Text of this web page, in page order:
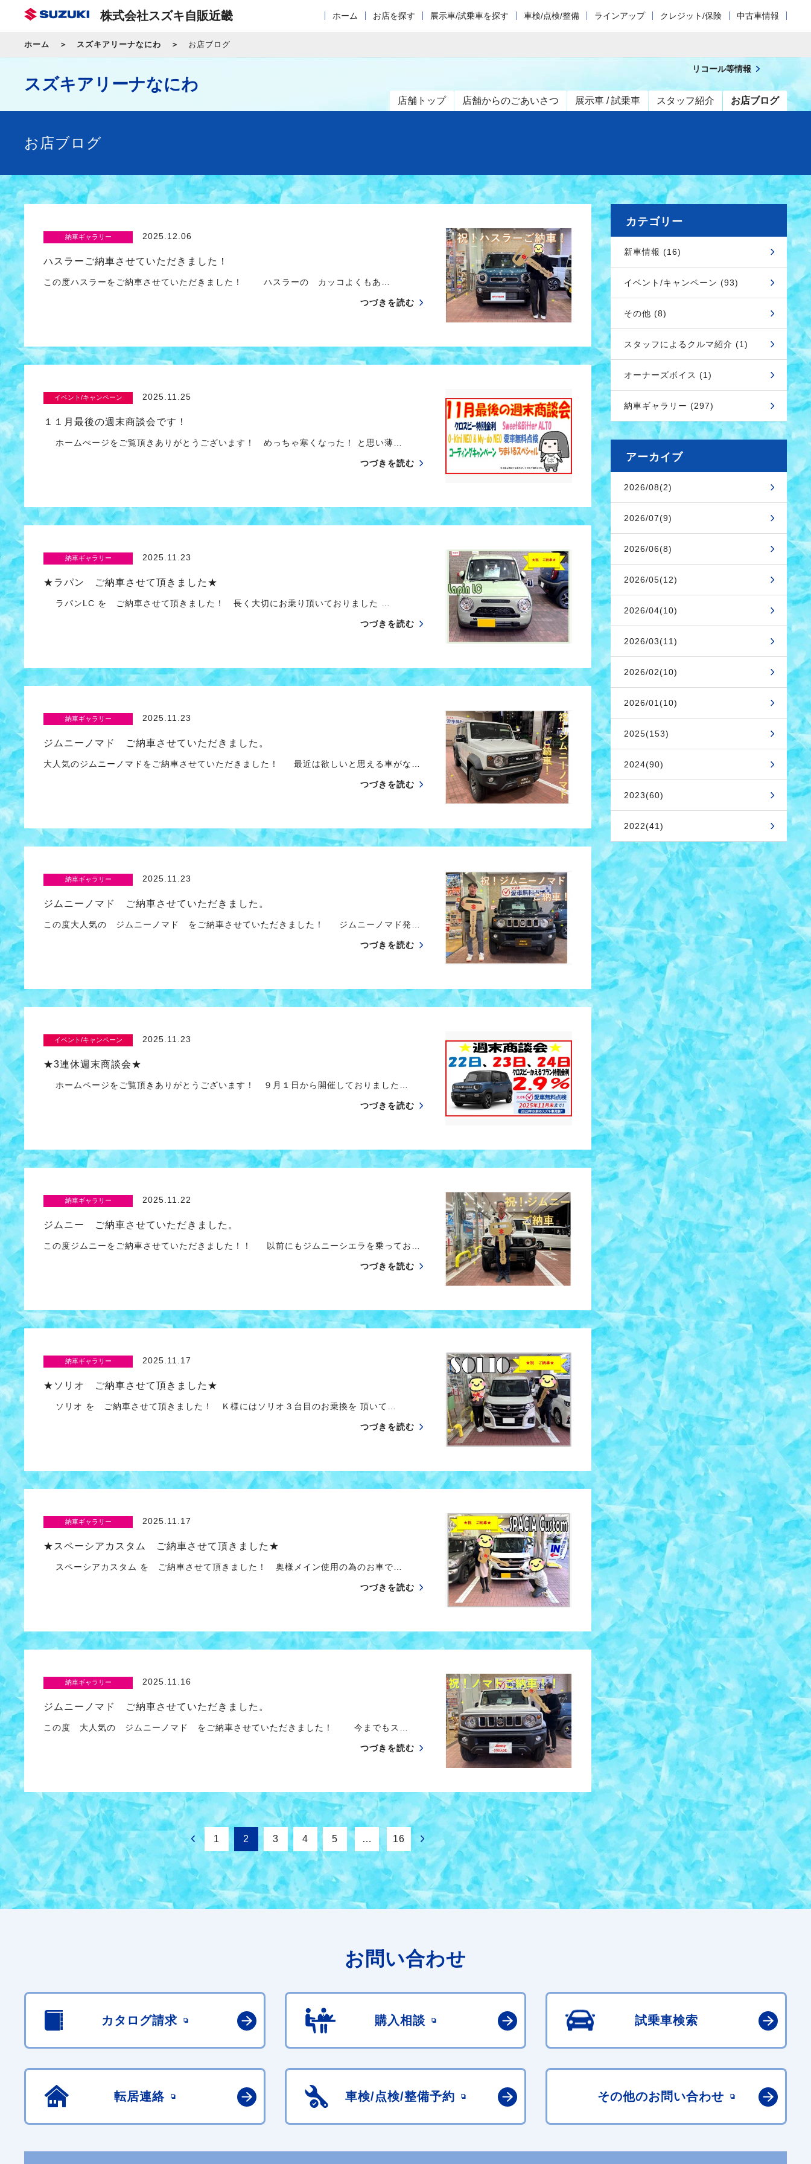
株式会社スズキ自販近畿 ホーム お店を探す 展示車/試乗車を探す 車検/点検/整備 ラインアップ クレジット/保険 中古車情報
ホーム スズキアリーナなにわ お店ブログ
スズキアリーナなにわ
店舗トップ 店舗からのごあいさつ 展示車 / 試乗車 スタッフ紹介 お店ブログ
リコール等情報
お店ブログ
納車ギャラリー 2025.12.06
ハスラーご納車させていただきました！
この度ハスラーをご納車させていただきました！ ハスラーの カッコよくもあ…
つづきを読む
イベント/キャンペーン 2025.11.25
１１月最後の週末商談会です！
ホームぺージをご覧頂きありがとうございます！ めっちゃ寒くなった！ と思い薄…
つづきを読む
納車ギャラリー 2025.11.23
★ラパン ご納車させて頂きました★
ラパンLC を ご納車させて頂きました！ 長く大切にお乗り頂いておりました …
つづきを読む
納車ギャラリー 2025.11.23
ジムニーノマド ご納車させていただきました。
大人気のジムニーノマドをご納車させていただきました！ 最近は欲しいと思える車がな…
つづきを読む
納車ギャラリー 2025.11.23
ジムニーノマド ご納車させていただきました。
この度大人気の ジムニーノマド をご納車させていただきました！ ジムニーノマド発…
つづきを読む
イベント/キャンペーン 2025.11.23
★3連休週末商談会★
ホームページをご覧頂きありがとうございます！ ９月１日から開催しておりました…
つづきを読む
納車ギャラリー 2025.11.22
ジムニー ご納車させていただきました。
この度ジムニーをご納車させていただきました！！ 以前にもジムニーシエラを乗ってお…
つづきを読む
納車ギャラリー 2025.11.17
★ソリオ ご納車させて頂きました★
ソリオ を ご納車させて頂きました！ Ｋ様にはソリオ３台目のお乗換を 頂いて…
つづきを読む
納車ギャラリー 2025.11.17
★スペーシアカスタム ご納車させて頂きました★
スペーシアカスタム を ご納車させて頂きました！ 奥様メイン使用の為のお車で…
つづきを読む
納車ギャラリー 2025.11.16
ジムニーノマド ご納車させていただきました。
この度 大人気の ジムニーノマド をご納車させていただきました！ 今までもス…
つづきを読む
1 2 3 4 5 … 16
カテゴリー
新車情報 (16)
イベント/キャンペーン (93)
その他 (8)
スタッフによるクルマ紹介 (1)
オーナーズボイス (1)
納車ギャラリー (297)
アーカイブ
2026/08(2)
2026/07(9)
2026/06(8)
2026/05(12)
2026/04(10)
2026/03(11)
2026/02(10)
2026/01(10)
2025(153)
2024(90)
2023(60)
2022(41)
お問い合わせ
カタログ請求 購入相談 試乗車検索
転居連絡 車検/点検/整備予約 その他のお問い合わせ